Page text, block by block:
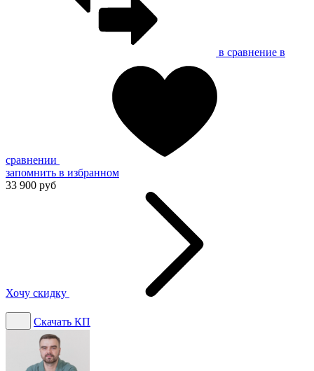
в сравнение в
сравнении
запомнить в избранном
33 900 руб
Хочу скидку
Скачать КП